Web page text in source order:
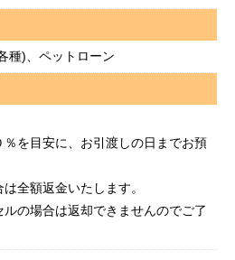
種)、ペットローン
を目安に、お引渡しの日までお預
全額返金いたします。
の場合は返却できませんのでご了